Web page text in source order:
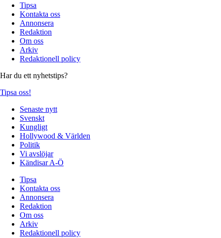
Tipsa
Kontakta oss
Annonsera
Redaktion
Om oss
Arkiv
Redaktionell policy
Har du ett nyhetstips?
Tipsa oss!
Senaste nytt
Svenskt
Kungligt
Hollywood & Världen
Politik
Vi avslöjar
Kändisar A-Ö
Tipsa
Kontakta oss
Annonsera
Redaktion
Om oss
Arkiv
Redaktionell policy